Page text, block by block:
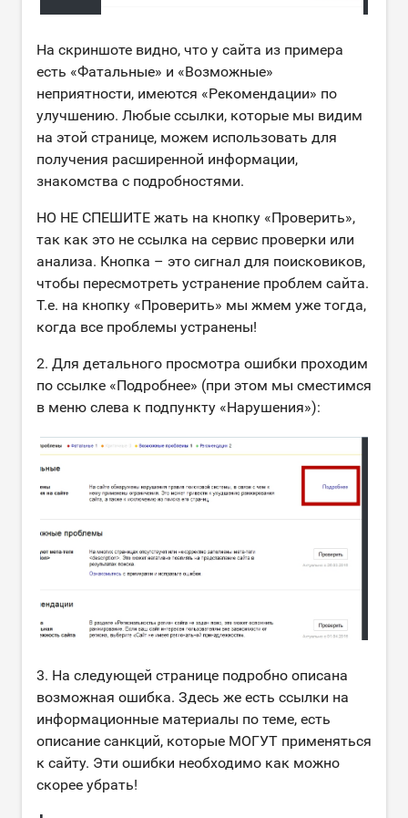
На скриншоте видно, что у сайта из примера
есть «Фатальные» и «Возможные»
неприятности, имеются «Рекомендации» по
улучшению. Любые ссылки, которые мы видим
на этой странице, можем использовать для
получения расширенной информации,
знакомства с подробностями.
НО НЕ СПЕШИТЕ жать на кнопку «Проверить»,
так как это не ссылка на сервис проверки или
анализа. Кнопка – это сигнал для поисковиков,
чтобы пересмотреть устранение проблем сайта.
Т.е. на кнопку «Проверить» мы жмем уже тогда,
когда все проблемы устранены!
2. Для детального просмотра ошибки проходим
по ссылке «Подробнее» (при этом мы сместимся
в меню слева к подпункту «Нарушения»):
3. На следующей странице подробно описана
возможная ошибка. Здесь же есть ссылки на
информационные материалы по теме, есть
описание санкций, которые МОГУТ применяться
к сайту. Эти ошибки необходимо как можно
скорее убрать!